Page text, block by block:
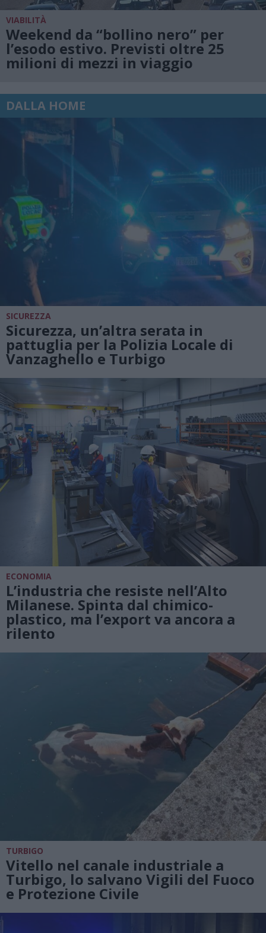
VIABILITÀ
Weekend da “bollino nero” per
l’esodo estivo. Previsti oltre 25
milioni di mezzi in viaggio
DALLA HOME
SICUREZZA
Sicurezza, un’altra serata in
pattuglia per la Polizia Locale di
Vanzaghello e Turbigo
ECONOMIA
L’industria che resiste nell’Alto
Milanese. Spinta dal chimico-
plastico, ma l’export va ancora a
rilento
TURBIGO
Vitello nel canale industriale a
Turbigo, lo salvano Vigili del Fuoco
e Protezione Civile